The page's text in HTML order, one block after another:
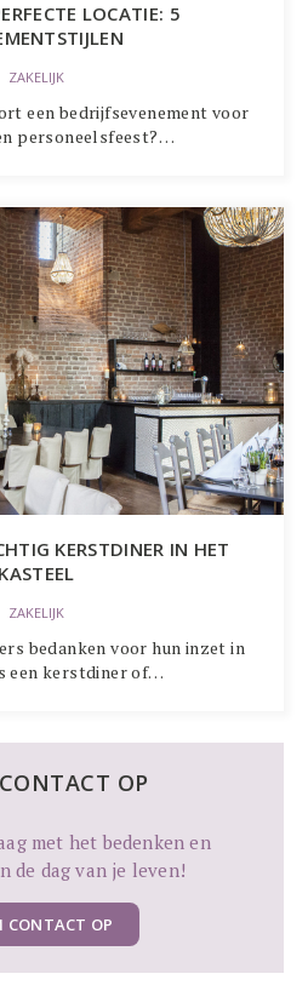
LOCATIE: 5
ZAKELIJK
een bedrijfsevenement voor
personeelsfeest?…
KERSTDINER IN HET
KASTEEL
ZAKELIJK
bedanken voor hun inzet in
een kerstdiner of…
OP
met het bedenken en
de dag van je leven!
CONTACT OP